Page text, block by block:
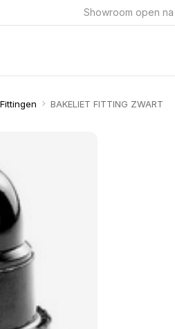
Showroom open
Fittingen BAKELIET FITTING ZWART